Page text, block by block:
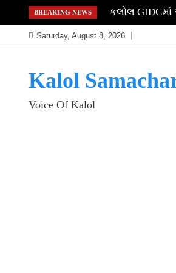
to
content
BREAKING NEWS કલોલ તાલુકા
Saturday, August 8, 2026
Kalol
Voice Of Kalol